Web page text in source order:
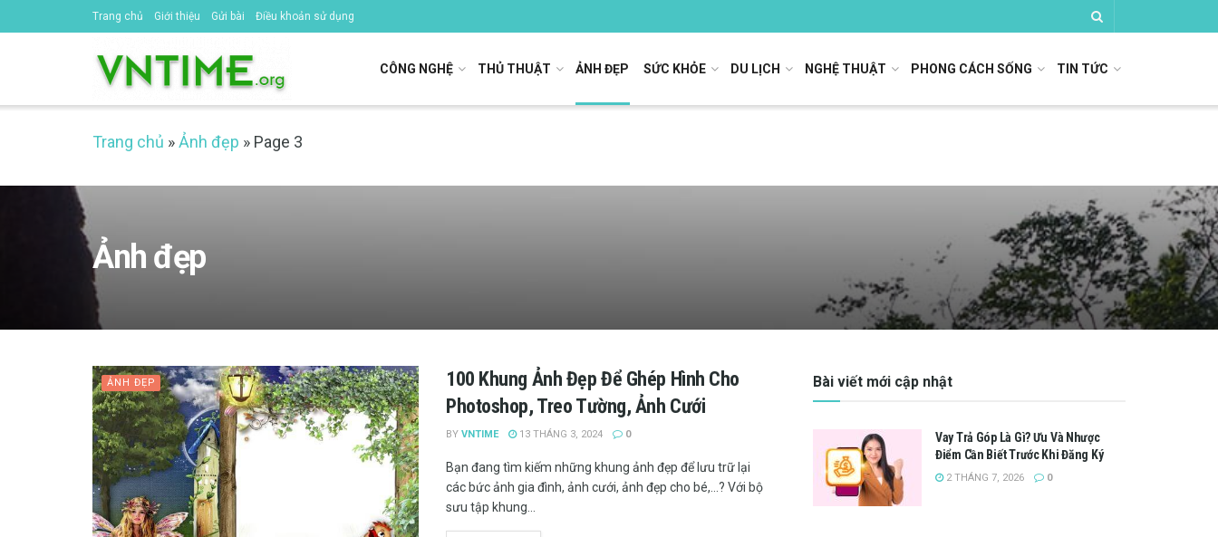
Trang chủ Giới thiệu Gửi bài Điều khoản sử dụng
CÔNG NGHỆ THỦ THUẬT ẢNH ĐẸP SỨC KHỎE DU LỊCH NGHỆ THUẬT PHONG CÁCH SỐNG TIN TỨC
Trang chủ »Ảnh đẹp » Page 3
Ảnh đẹp
ẢNH ĐẸP
100 Khung Ảnh Đẹp Để Ghép Hình Cho
Photoshop, Treo Tường, Ảnh Cưới
BY VNTIME 13 THÁNG 3, 2024 0
Bạn đang tìm kiếm những khung ảnh đẹp để lưu trữ lại
các bức ảnh gia đình, ảnh cưới, ảnh đẹp cho bé,...? Với bộ
sưu tập khung...
Bài viết mới cập nhật
Vay Trả Góp Là Gì? Ưu Và Nhược
Điểm Cần Biết Trước Khi Đăng Ký
2 THÁNG 7, 2026 0